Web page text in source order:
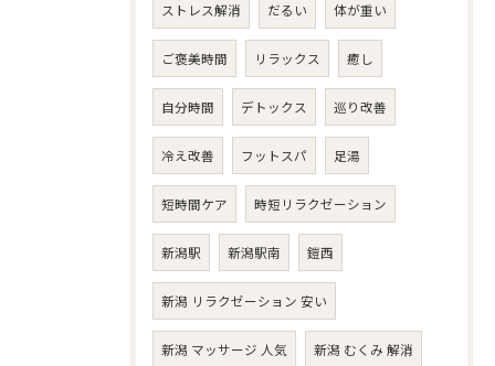
ストレス解消 だるい 体が重い
ご褒美時間 リラックス 癒し
自分時間 デトックス 巡り改善
冷え改善 フットスパ 足湯
短時間ケア 時短リラクゼーション
新潟駅 新潟駅南 鎧西
新潟 リラクゼーション 安い
新潟 マッサージ 人気 新潟 むくみ 解消